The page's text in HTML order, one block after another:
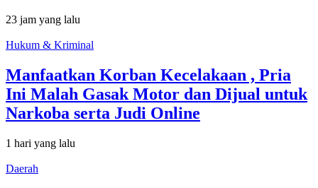
23 jam yang lalu
Hukum & Kriminal
Manfaatkan Korban Kecelakaan , Pria
Ini Malah Gasak Motor dan Dijual untuk
Narkoba serta Judi Online
1 hari yang lalu
Daerah